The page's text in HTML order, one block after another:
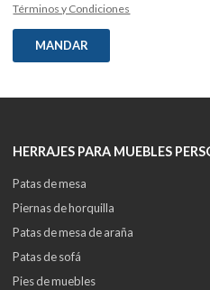
Términos y Condiciones
MANDAR
HERRAJES PARA MUEBLES
Patas de mesa
Piernas de horquilla
Patas de mesa de araña
Patas de sofá
Pies de muebles